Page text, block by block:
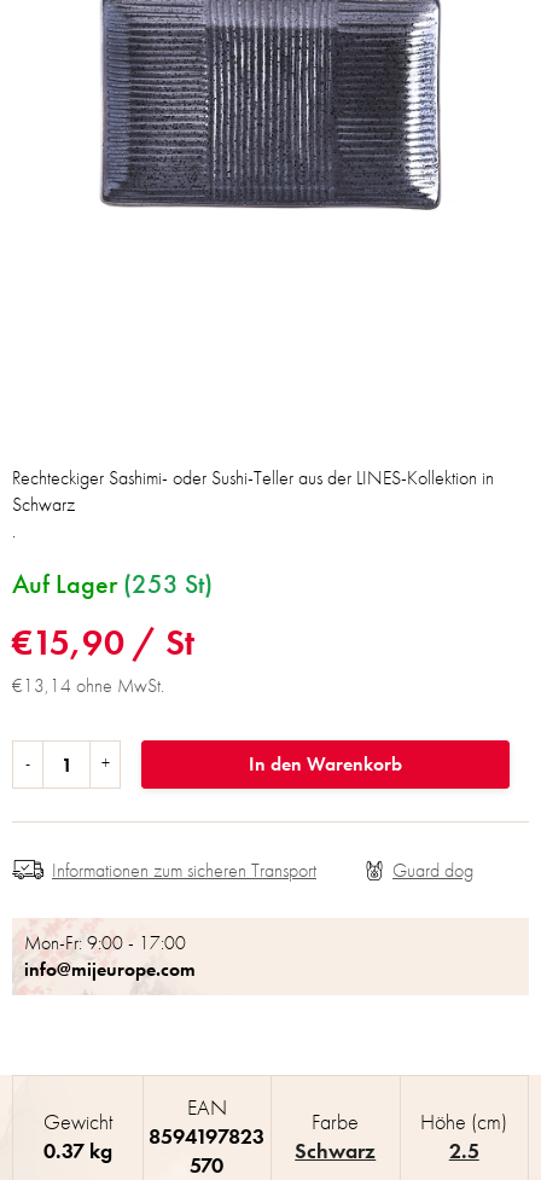
€15,90 / St
€13,14 ohne MwSt.
Auf Lager(253 St)
In den Warenkorb
Rechteckiger Sashimi- oder Sushi-Teller aus der LINES-Kollektion in
Schwarz
.
Mon-Fr: 9:00 - 17:00
info@mijeurope.com
Informationen zum sicheren Transport
Gewicht
0.37 kg
EAN
8594197823
570
Farbe
Schwarz
Höhe (cm)
2.5